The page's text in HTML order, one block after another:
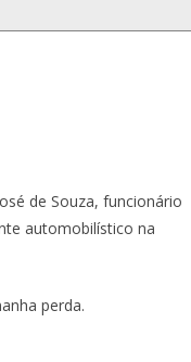
de Souza, funcionário
automobilístico na
perda.